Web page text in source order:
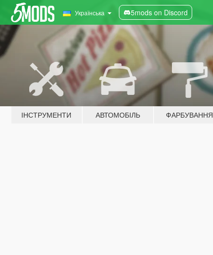
Українська 5mods on Discord
ІНСТРУМЕНТИ АВТОМОБІЛЬ ФАРБУВАННЯ